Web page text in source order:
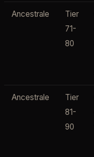
Ancestrale
Tier
71-
80
Ancestrale
Tier
81-
90